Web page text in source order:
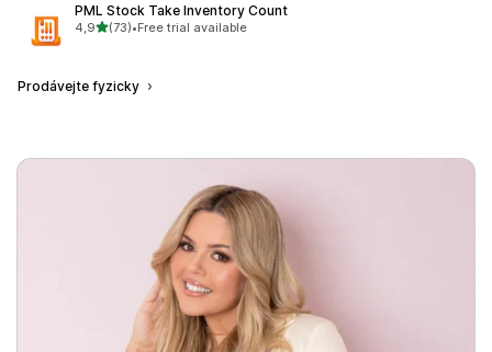
PML Stock Take Inventory Count
4,9z 5 hvězd
(73)
Celkový počet recenzí: 73
•Free trial available
Prodávejte fyzicky